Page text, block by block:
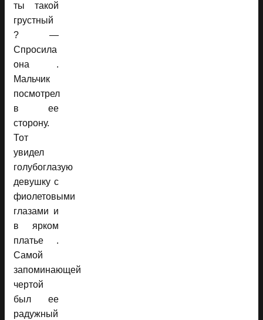
ты такой
грустный
? —
Спросила
она .
Мальчик
посмотрел
в ее
сторону.
Тот
увидел
голубоглазую
девушку с
фиолетовыми
глазами и
в ярком
платье .
Самой
запоминающей
чертой
был ее
радужный